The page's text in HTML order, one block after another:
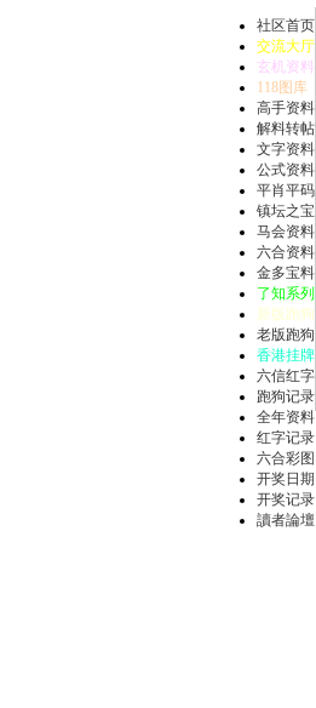
社区首页
交流大厅
玄机资料
118图库
高手资料
解料转帖
文字资料
公式资料
平肖平码
镇坛之宝
马会资料
六合资料
金多宝料
了知系列
新版跑狗
老版跑狗
香港挂牌
六信红字
跑狗记录
全年资料
红字记录
六合彩图
开奖日期
开奖记录
讀者論壇